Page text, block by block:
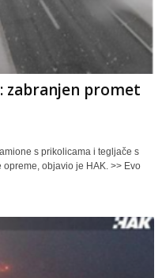
zabranjen promet
s prikolicama i tegljače s
objavio je HAK. >> Evo